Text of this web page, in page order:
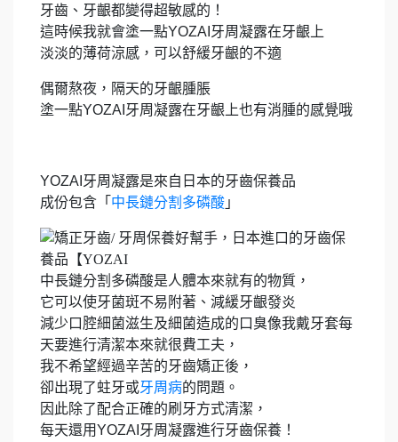
牙齒、牙齦都變得超敏感的！
這時候我就會塗一點YOZAI牙周凝露在牙齦上
淡淡的薄荷涼感，可以舒緩牙齦的不適
偶爾熬夜，隔天的牙齦腫脹
塗一點YOZAI牙周凝露在牙齦上也有消腫的感覺哦
YOZAI牙周凝露是來自日本的牙齒保養品
成份包含「 中長鏈分割多磷酸 」
中長鏈分割多磷酸是人體本來就有的物質，
它可以使牙菌斑不易附著、減緩牙齦發炎
減少口腔細菌滋生及細菌造成的口臭像我戴牙套每
天要進行清潔本來就很費工夫，
我不希望經過辛苦的牙齒矯正後，
卻出現了蛀牙或牙周病的問題。
因此除了配合正確的刷牙方式清潔，
每天還用YOZAI牙周凝露進行牙齒保養！